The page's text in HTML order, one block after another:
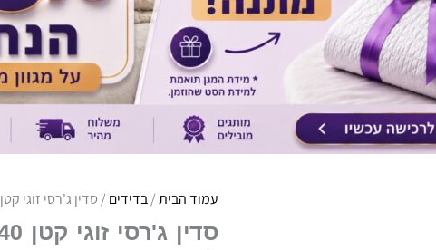
עמוד הבית/בדידים / סדין ג'רסי זוגי קטן 140 ס"מ | איכותי במשקל גבוה 160 גרם למ'ר | מגוון צבעים